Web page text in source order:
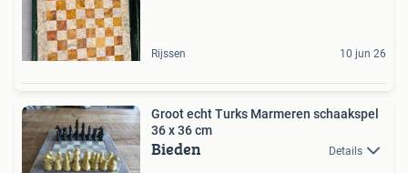
Rijssen 10 jun 26
Groot echt Turks Marmeren schaakspel
36 x 36 cm
Bieden Details